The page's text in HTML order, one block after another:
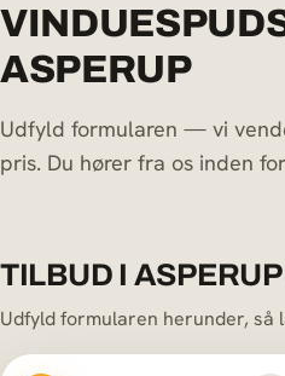
ASPERUP
Udfyld formularen — vi
pris. Du hører fra os inden
TILBUD I
Udfyld formularen herunder, så